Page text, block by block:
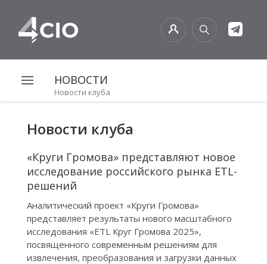
НОВОСТИ
Новости клуба
Новости клуба
«Круги Громова» представляют новое
исследование российского рынка ETL-
решений
Аналитический проект «Круги Громова»
представляет результаты нового масштабного
исследования «ETL Круг Громова 2025»,
посвященного современным решениям для
извлечения, преобразования и загрузки данных